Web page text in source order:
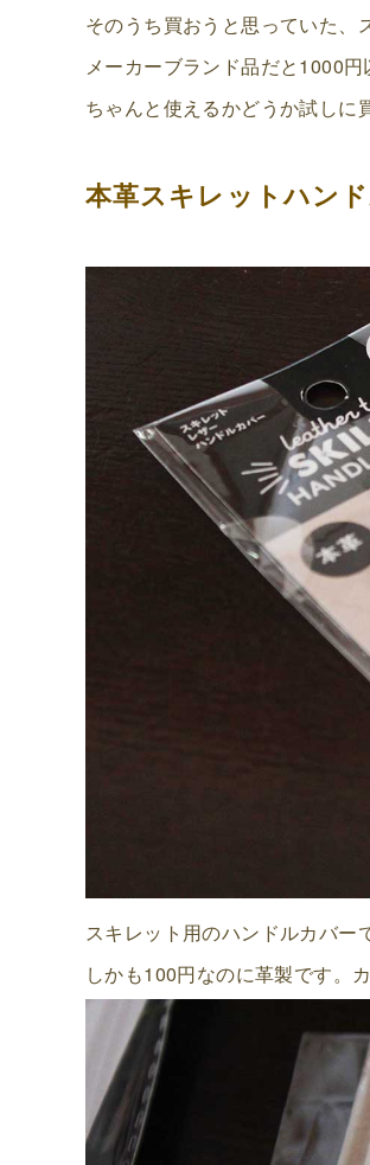
そのうち買おうと思っていた、
メーカーブランド品だと1000円
ちゃんと使えるかどうか試しに
本革スキレットハン
スキレット用のハンドルカバー
しかも100円なのに革製です。